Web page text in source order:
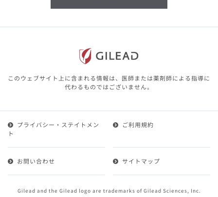
含む）の情報は、その製品またはその製品の
本サイト内の情報は、医師その他医療関係者
が行なうべきアドバイスやサービスを提供す
るものではありません。本サイトに表示され
ている情報は、決して、医師その他医療関係
1.会員とは、医療関係者の方で、本サービスの利用規約
ービスに登録を申し込みギリアドがこれを承認した方を
いいます。
けることができます。
このウェブサイト上に含まれる情報は、医師または薬剤師による指導に
代わるものではございません。
Gilead and the Gilead logo are trademarks of Gilead Sciences, Inc.
プライバシー・ステイトメン
ト
ご利用規約
お問い合わせ サイトマップ